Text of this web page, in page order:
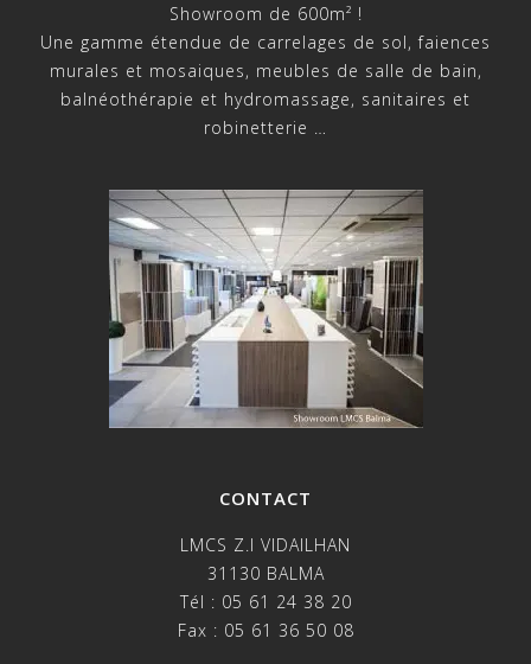
Showroom de 600m² !
Une gamme étendue de carrelages de sol, faiences
murales et mosaiques, meubles de salle de bain,
balnéothérapie et hydromassage, sanitaires et
robinetterie …
CONTACT
LMCS Z.I VIDAILHAN
31130 BALMA
Tél : 05 61 24 38 20
Fax : 05 61 36 50 08